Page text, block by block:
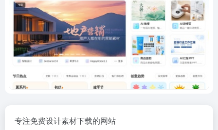
专注免费设计素材下载的网站